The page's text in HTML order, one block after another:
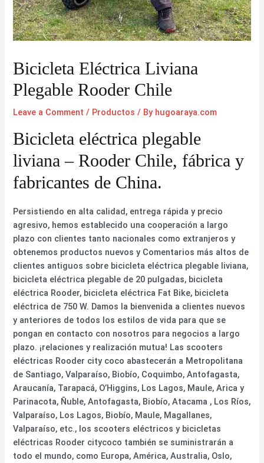
Bicicleta Eléctrica Liviana
Plegable Rooder Chile
Leave a Comment / Productos / By hugoaraya.com
Bicicleta eléctrica plegable
liviana – Rooder Chile, fábrica y
fabricantes de China.
Persistiendo en alta calidad, entrega rápida y precio
agresivo, hemos establecido una cooperación a largo
plazo con clientes tanto nacionales como extranjeros y
obtenemos productos nuevos y Comentarios más altos de
clientes antiguos sobre bicicleta eléctrica plegable liviana,
bicicleta eléctrica plegable de 20 pulgadas, bicicleta
eléctrica Rooder, bicicleta eléctrica Fat Bike, bicicleta
eléctrica de 750 W. Damos la bienvenida a clientes nuevos
y anteriores de todos los estilos de vida para que se
pongan en contacto con nosotros para negocios a largo
plazo. ¡relaciones y realización mutua! Las scooters
eléctricas Rooder city coco abastecerán a Metropolitana
de Santiago, Valparaíso, Biobío, Coquimbo, Antofagasta,
Araucanía, Tarapacá, O’Higgins, Los Lagos, Maule, Arica y
Parinacota, Ñuble, Antofagasta, Biobío, Atacama , Los Ríos,
Valparaíso, Los Lagos, Biobío, Maule, Magallanes,
Valparaíso, etc., los scooters eléctricos y bicicletas
eléctricas Rooder citycoco también se suministrarán a
todo el mundo, como Europa, América, Australia, Oslo,